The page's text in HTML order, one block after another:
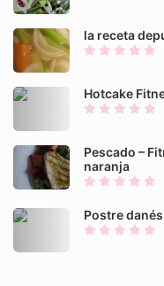
la receta
Hotcake
Pescado –
naranja
Postre danés